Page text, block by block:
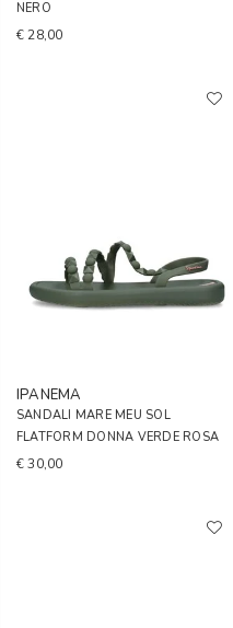
NERO
€ 28,00
IPANEMA
SANDALI MARE MEU SOL
FLATFORM DONNA VERDE ROSA
€ 30,00